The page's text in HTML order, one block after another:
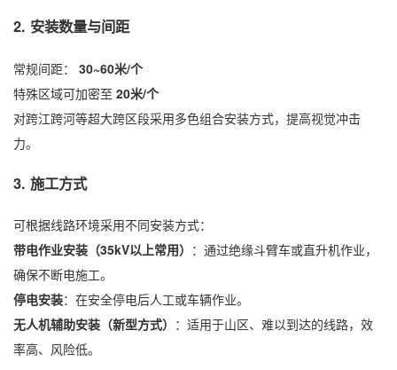
2. 安装数量与间距
常规间距： 30~60米/个
特殊区域可加密至 20米/个
对跨江跨河等超大跨区段采用多色组合安装方式，提高视觉冲击
力。
3. 施工方式
可根据线路环境采用不同安装方式：
带电作业安装（35kV以上常用） ：通过绝缘斗臂车或直升机作业，
确保不断电施工。
停电安装：在安全停电后人工或车辆作业。
无人机辅助安装（新型方式） ：适用于山区、难以到达的线路，效
率高、风险低。